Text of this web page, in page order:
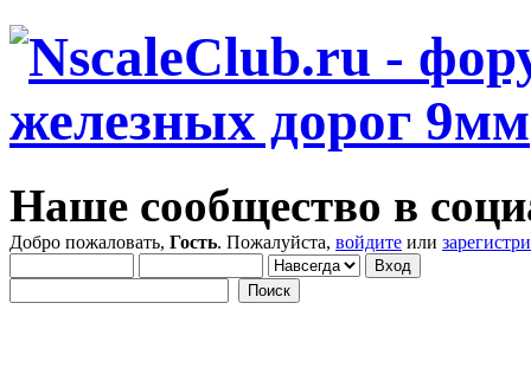
Наше сообщество в
Добро пожаловать, Гость. Пожалуйста, войдите или